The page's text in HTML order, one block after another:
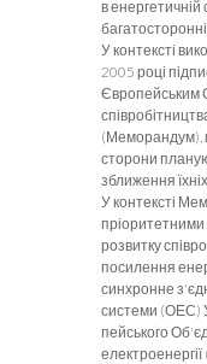
в енергетичній
У контексті
2005 році
Європейським
(Меморандум),
сторони
зближення
У контексті
пріоритетни­ми
розвитку
посилення
синхронне
системи (ОЕС)
пейського
електрое­нергії (